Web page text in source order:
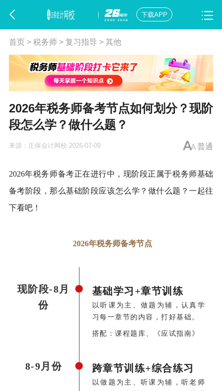
下载APP
首页> 税务师> 复习指导 > 其他
2026年税务师备考节点如何划分？现阶
段怎么学？做什么题？
普通
来源： 正保会计网校 2026-07-09
2026年税务师备考正在进行中，现阶段正属于税务师基础
备考阶段，那么基础阶段应该怎么学？做什么题？一起往
下看吧！
2026年税务师备考节点
现阶段-8月
份
基础学习+章节训练
以听课为主、做题为辅，认真学
习每一章节的内容，打好基础。
搭配：课程题库、《应试指南》
8-9月份 跨章节训练+综合练习
以做题为主、听课为辅，听老师